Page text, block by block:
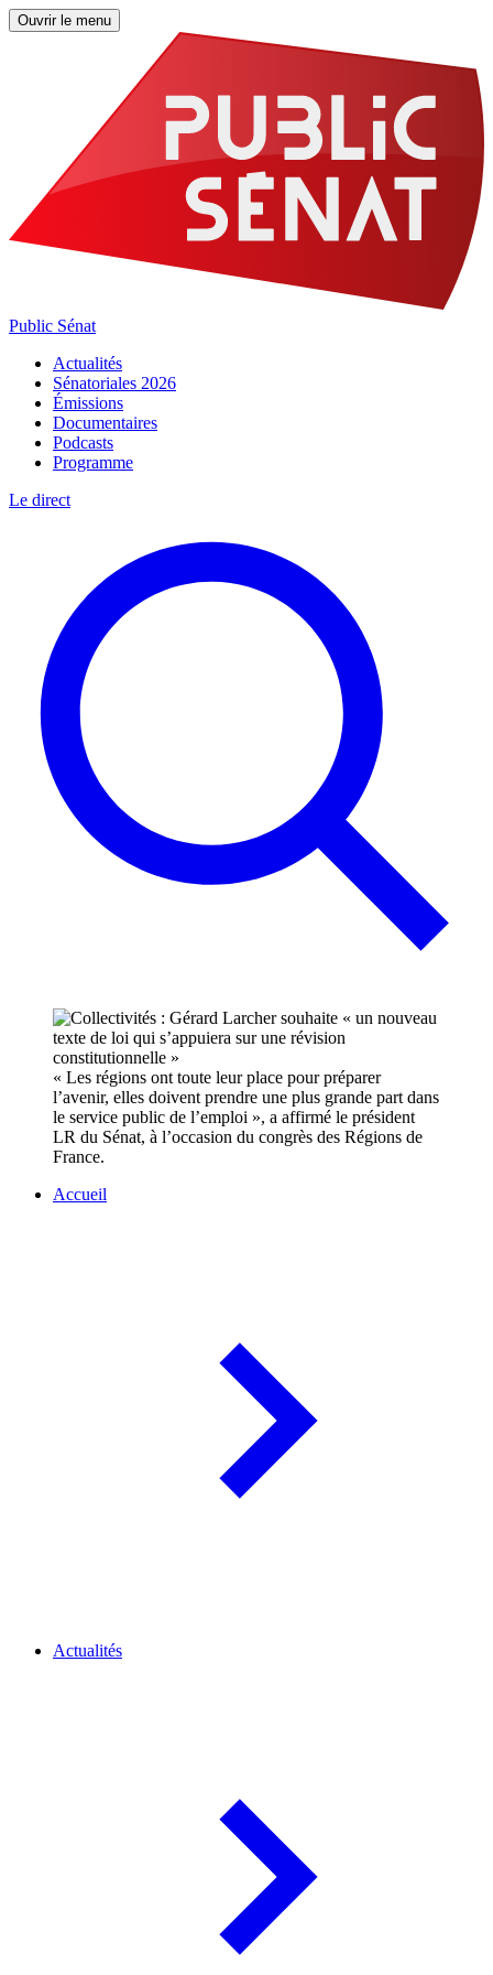
Ouvrir le menu
Public Sénat
Actualités
Sénatoriales 2026
Émissions
Documentaires
Podcasts
Programme
Le direct
« Les régions ont toute leur place pour préparer
l’avenir, elles doivent prendre une plus grande part dans
le service public de l’emploi », a affirmé le président
LR du Sénat, à l’occasion du congrès des Régions de
France.
Accueil
Actualités